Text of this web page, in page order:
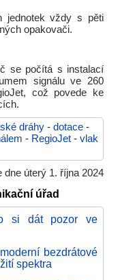
jednotek vždy s pěti
opakovači.
se počítá s instalací
signálu ve 260
což povede ke
dráhy - dotace -
- RegioJet - vlak
úterý 1. října 2024
úřad
si dát pozor ve
bezdrátové
spektra